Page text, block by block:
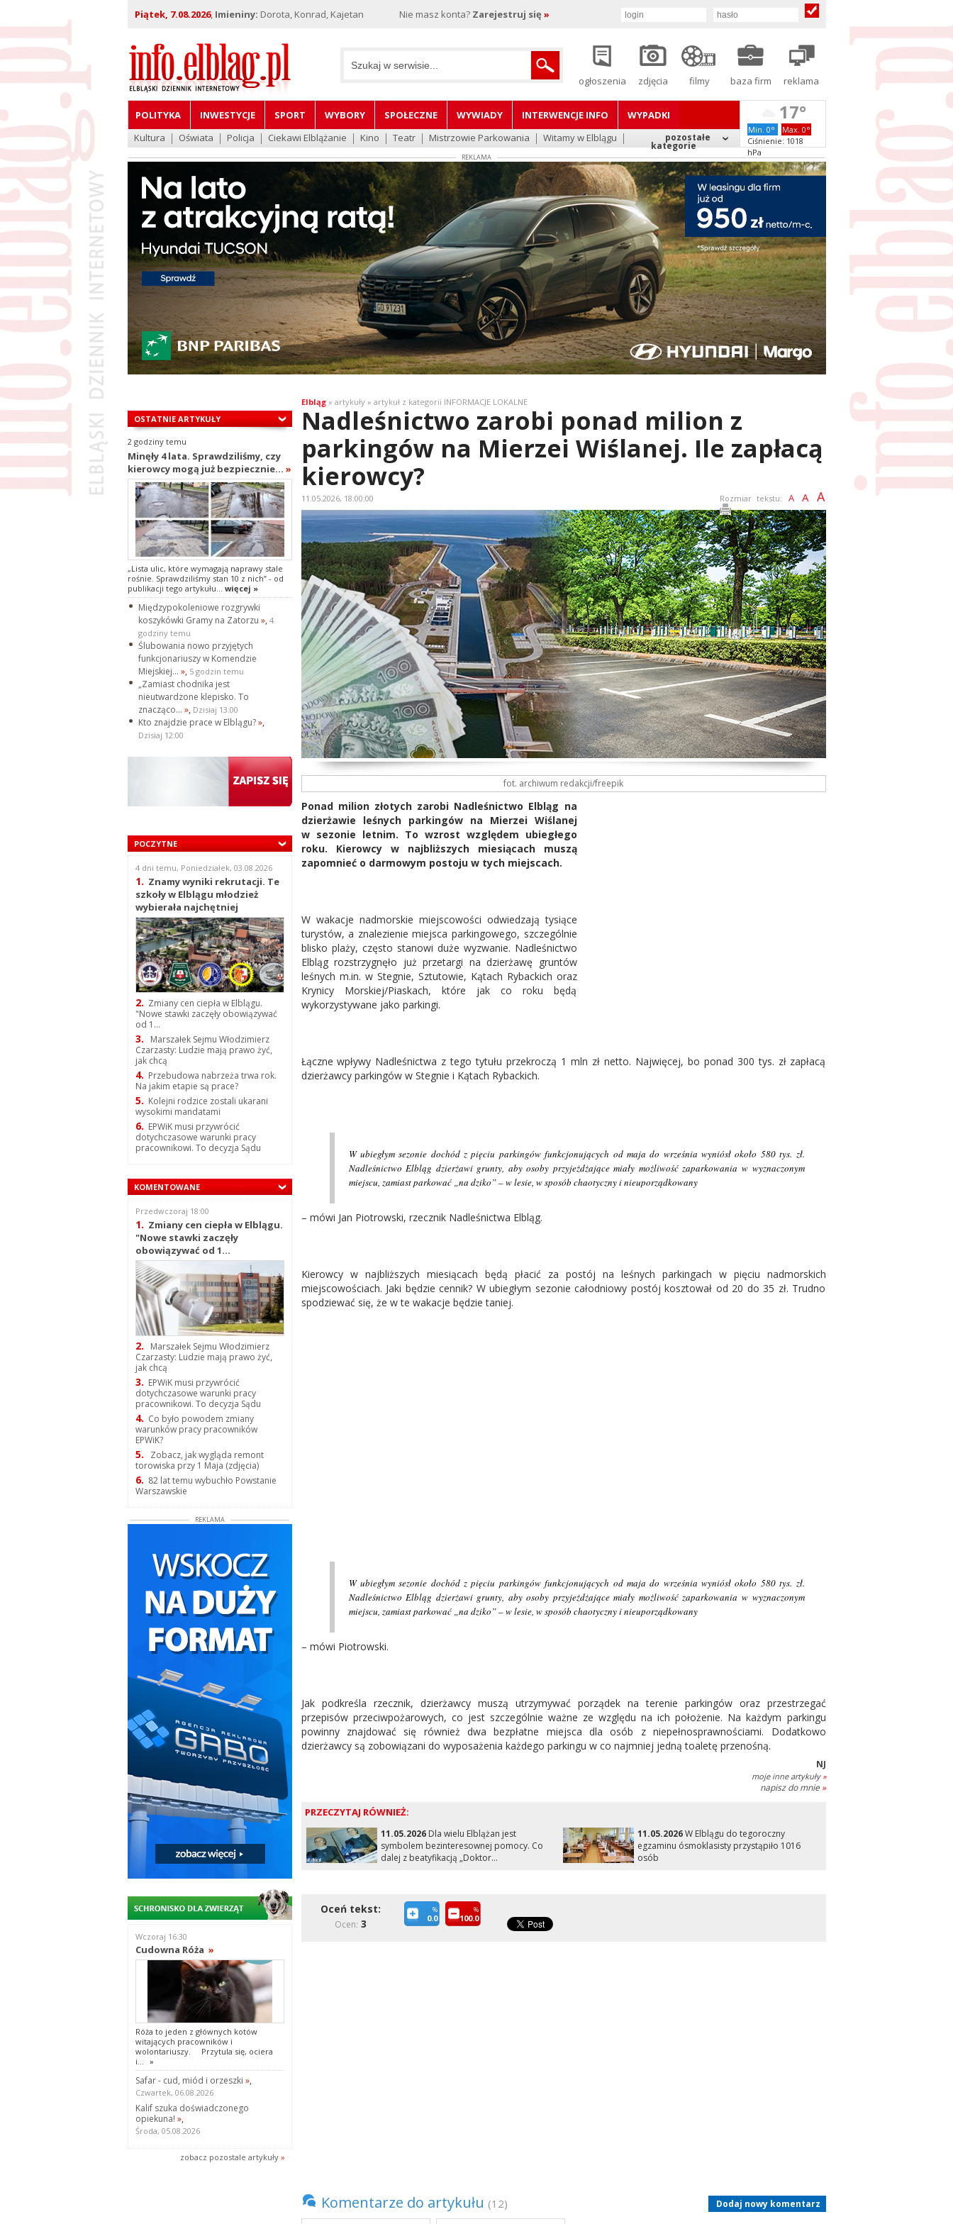
Piątek, 7.08.2026, Imieniny: Dorota, Konrad, Kajetan Nie masz konta? Zarejestruj się »
ogłoszenia zdjęcia filmy baza firm reklama
POLITYKA INWESTYCJE SPORT WYBORY SPOŁECZNE WYWIADY INTERWENCJE INFO
WYPADKI
Kultura
Oświata Policja Ciekawi Elblążanie Kino Teatr Mistrzowie Parkowania Witamy w Elblągu pozostałe
kategorie
17°
Min. 0°
Max. 0°
Ciśnienie: 1018
hPa
REKLAMA
OSTATNIE ARTYKUŁY
2 godziny temu
Minęły 4 lata. Sprawdziliśmy, czy
kierowcy mogą już bezpiecznie... »
„Lista ulic, które wymagają naprawy stale
rośnie. Sprawdziliśmy stan 10 z nich” - od
publikacji tego artykułu... więcej »
Międzypokoleniowe rozgrywki
koszykówki Gramy na Zatorzu », 4
godziny temu
Ślubowania nowo przyjętych
funkcjonariuszy w Komendzie
Miejskiej... », 5 godzin temu
„Zamiast chodnika jest
nieutwardzone klepisko. To
znacząco... », Dzisiaj 13:00
Kto znajdzie prace w Elblągu?»,
Dzisiaj 12:00
POCZYTNE
4 dni temu, Poniedziałek, 03.08.2026
1. Znamy wyniki rekrutacji. Te
szkoły w Elblągu młodzież
wybierała najchętniej
2. Zmiany cen ciepła w Elblągu.
"Nowe stawki zaczęły obowiązywać
od 1...
3.
Marszałek Sejmu Włodzimierz
Czarzasty: Ludzie mają prawo żyć,
jak chcą
4. Przebudowa nabrzeża trwa rok.
Na jakim etapie są prace?
5. Kolejni rodzice zostali ukarani
wysokimi mandatami
6. EPWiK musi przywrócić
dotychczasowe warunki pracy
pracownikowi. To decyzja Sądu
KOMENTOWANE
Przedwczoraj 18:00
1. Zmiany cen ciepła w Elblągu.
"Nowe stawki zaczęły
obowiązywać od 1...
2.
Marszałek Sejmu Włodzimierz
Czarzasty: Ludzie mają prawo żyć,
jak chcą
3. EPWiK musi przywrócić
dotychczasowe warunki pracy
pracownikowi. To decyzja Sądu
4. Co było powodem zmiany
warunków pracy pracowników
EPWiK?
5.
Zobacz, jak wygląda remont
torowiska przy 1 Maja (zdjęcia)
6. 82 lat temu wybuchło Powstanie
Warszawskie
REKLAMA
Wczoraj 16:30
Cudowna Róża »
Róża to jeden z głównych kotów
witających pracowników i
wolontariuszy. Przytula się, ociera
i... »
Safar - cud, miód i orzeszki »,
Czwartek, 06.08.2026
Kalif szuka doświadczonego
opiekuna! »,
Środa, 05.08.2026
zobacz pozostale artykuły »
Elbląg» artykuły » artykuł z kategorii INFORMACJE LOKALNE
Nadleśnictwo zarobi ponad milion z
parkingów na Mierzei Wiślanej. Ile zapłacą
kierowcy?
11.05.2026, 18:00:00 Rozmiar tekstu: A A A
fot. archiwum redakcji/freepik
Ponad milion złotych zarobi Nadleśnictwo Elbląg na
dzierżawie leśnych parkingów na Mierzei Wiślanej
w sezonie letnim. To wzrost względem ubiegłego
roku. Kierowcy w najbliższych miesiącach muszą
zapomnieć o darmowym postoju w tych miejscach.
W wakacje nadmorskie miejscowości odwiedzają tysiące
turystów, a znalezienie miejsca parkingowego, szczególnie
blisko plaży, często stanowi duże wyzwanie. Nadleśnictwo
Elbląg rozstrzygnęło już przetargi na dzierżawę gruntów
leśnych m.in. w Stegnie, Sztutowie, Kątach Rybackich oraz
Krynicy Morskiej/Piaskach, które jak co roku będą
wykorzystywane jako parkingi.
Łączne wpływy Nadleśnictwa z tego tytułu przekroczą 1 mln zł netto. Najwięcej, bo ponad 300 tys. zł zapłacą
dzierżawcy parkingów w Stegnie i Kątach Rybackich.
W ubiegłym sezonie dochód z pięciu parkingów funkcjonujących od maja do września wyniósł około 580 tys. zł.
Nadleśnictwo Elbląg dzierżawi grunty, aby osoby przyjeżdżające miały możliwość zaparkowania w wyznaczonym
miejscu, zamiast parkować „na dziko” – w lesie, w sposób chaotyczny i nieuporządkowany
– mówi Jan Piotrowski, rzecznik Nadleśnictwa Elbląg.
Kierowcy w najbliższych miesiącach będą płacić za postój na leśnych parkingach w pięciu nadmorskich
miejscowościach. Jaki będzie cennik? W ubiegłym sezonie całodniowy postój kosztował od 20 do 35 zł. Trudno
spodziewać się, że w te wakacje będzie taniej.
W ubiegłym sezonie dochód z pięciu parkingów funkcjonujących od maja do września wyniósł około 580 tys. zł.
Nadleśnictwo Elbląg dzierżawi grunty, aby osoby przyjeżdżające miały możliwość zaparkowania w wyznaczonym
miejscu, zamiast parkować „na dziko” – w lesie, w sposób chaotyczny i nieuporządkowany
– mówi Piotrowski.
Jak podkreśla rzecznik, dzierżawcy muszą utrzymywać porządek na terenie parkingów oraz przestrzegać
przepisów przeciwpożarowych, co jest szczególnie ważne ze względu na ich położenie. Na każdym parkingu
powinny znajdować się również dwa bezpłatne miejsca dla osób z niepełnosprawnościami. Dodatkowo
dzierżawcy są zobowiązani do wyposażenia każdego parkingu w co najmniej jedną toaletę przenośną.
NJ
moje inne artykuły »
napisz do mnie »
PRZECZYTAJ RÓWNIEŻ:
11.05.2026Dla wielu Elblążan jest
symbolem bezinteresownej pomocy. Co
dalej z beatyfikacją „Doktor...
11.05.2026W Elblągu do tegoroczny
egzaminu ósmoklasisty przystąpiło 1016
osób
Oceń tekst:
Ocen: 3
%
0.0
%
100.0
Komentarze do artykułu (12) Dodaj nowy komentarz